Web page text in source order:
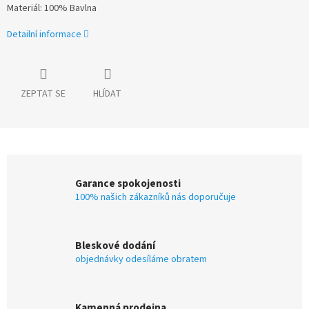
Materiál: 100% Bavlna
Detailní informace
ZEPTAT SE HLÍDAT
Garance spokojenosti
100% našich zákazníků nás doporučuje
Bleskové dodání
objednávky odesíláme obratem